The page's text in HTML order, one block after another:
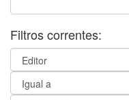
Filtros correntes: